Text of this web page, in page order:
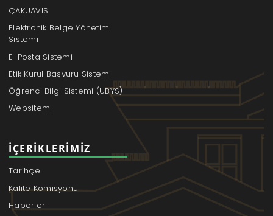
ÇAKÜAVİS
Elektronik Belge Yönetim
Sistemi
E-Posta Sistemi
Etik Kurul Başvuru Sistemi
Öğrenci Bilgi Sistemi (UBYS)
Websitem
İÇERIKLERIMIZ
Tarihçe
Kalite Komisyonu
Haberler